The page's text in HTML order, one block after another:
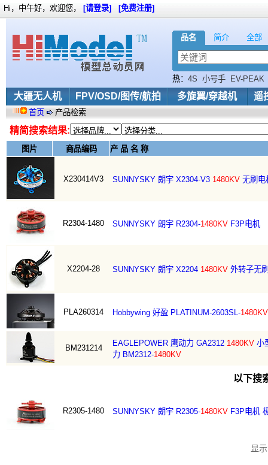
品名 简介 全部
热： 4S 小号手 EV-PEAK
大疆无人机 FPV/OSD/图传/航拍 多旋翼/穿越机 遥
Hi，中午好，欢迎您， [请登录] [免费注册]
首页 产品检索
精简搜索结果:
图片 商品编码 产 品 名 称
X230414V3 SUNNYSKY 朗宇 X2304-V3 1480KV 无刷电
R2304-1480 SUNNYSKY 朗宇 R2304-1480KV F3P电机
X2204-28 SUNNYSKY 朗宇 X2204 1480KV 外转子无
PLA260314 Hobbywing 好盈 PLATINUM-2603SL-1480KV
BM231214
EAGLEPOWER 鹰动力 GA2312 1480KV 小
力 BM2312-1480KV
以下搜
R2305-1480 SUNNYSKY 朗宇 R2305-1480KV F3P电机
显